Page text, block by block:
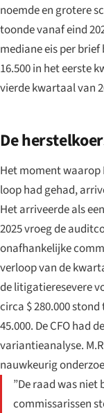
noemde en grotere
toonde vanaf eind
mediane eis per
16.500 in het eerste
vierde kwartaal van
De
Het moment waarop
loop had gehad,
Het arriveerde als
2025 vroeg de
onafhankelijke
verloop van de
de litigatieresevere
circa $ 280.000
45.000. De CFO had
variantieanalyse.
nauwkeurig
”De raad was niet
commissarissen